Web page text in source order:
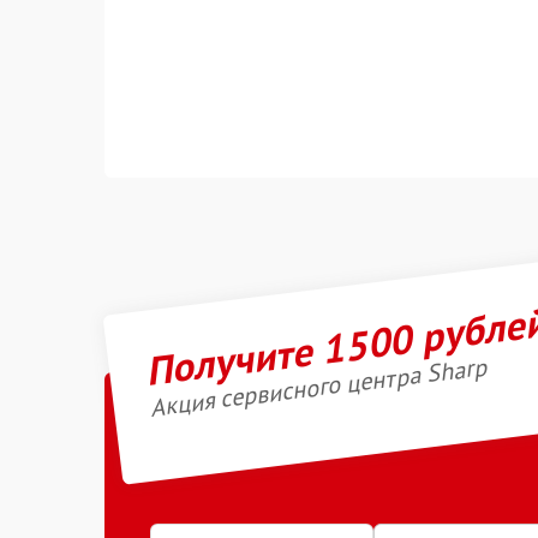
Получите 1500
Акция сервисного центра Sharp